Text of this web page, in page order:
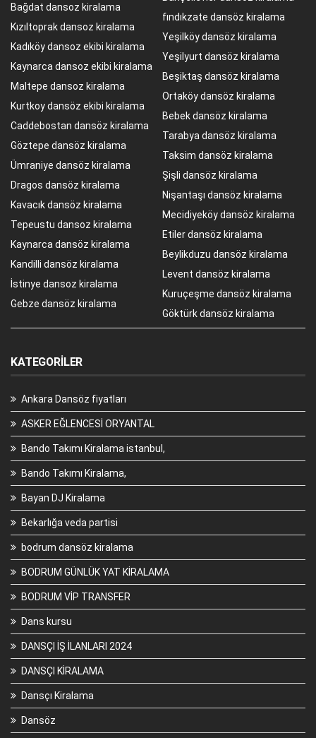
Bağdat dansoz kiralama
Kızıltoprak dansoz kiralama
Kadıköy dansoz ekibi kiralama
Kaynarca dansoz ekibi kiralama
Maltepe dansoz kiralama
Kurtkoy dansöz ekibi kiralama
Caddebostan dansöz kiralama
Göztepe dansöz kiralama
Ümraniye dansöz kiralama
Dragos dansöz kiralama
Kavacık dansöz kiralama
Tepeustu dansoz kiralama
Kaynarca dansöz kiralama
Kandilli dansöz kiralama
İstinye dansoz kiralama
Gebze dansöz kiralama
fındıkzate dansöz kiralama
Yeşilköy dansöz kiralama
Yeşilyurt dansöz kiralama
Beşiktaş dansöz kiralama
Ortaköy dansöz kiralama
Bebek dansöz kiralama
Tarabya dansöz kiralama
Taksim dansöz kiralama
Şişli dansöz kiralama
Nişantaşı dansöz kiralama
Mecidiyeköy dansöz kiralama
Etiler dansöz kiralama
Beylikduzu dansöz kiralama
Levent dansöz kiralama
Kuruçeşme dansöz kiralama
Göktürk dansöz kiralama
KATEGORILER
Ankara Dansöz fiyatları
ASKER EĞLENCESİ ORYANTAL
Bando Takımı Kiralama istanbul,
Bando Takımı Kiralama,
Bayan DJ Kiralama
Bekarlığa veda partisi
bodrum dansöz kiralama
BODRUM GÜNLÜK YAT KİRALAMA
BODRUM VİP TRANSFER
Dans kursu
DANSÇI İŞ İLANLARI 2024
DANSÇI KİRALAMA
Dansçı Kiralama
Dansöz